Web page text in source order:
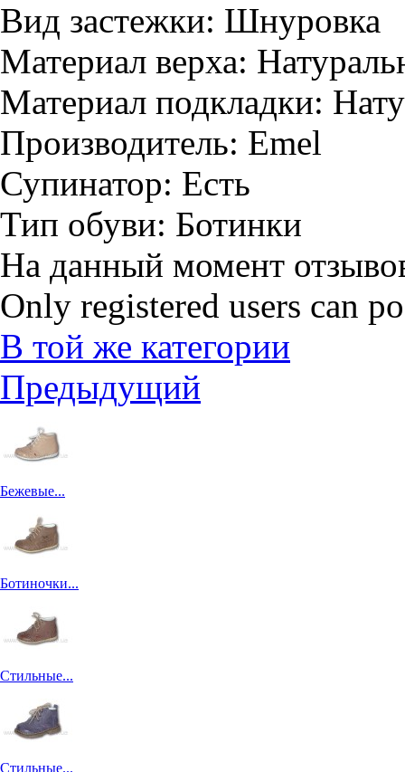
Вид застежки: Шнуровка
Материал верха:
Материал подкладки:
Производитель: Emel
Супинатор: Есть
Тип обуви: Ботинки
На данный момент
Only registered users can
В той же категории
Предыдущий
Бежевые...
Ботиночки...
Стильные...
Стильные...